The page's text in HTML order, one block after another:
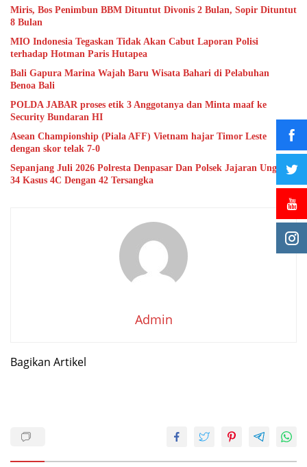
Miris, Bos Penimbun BBM Dituntut Divonis 2 Bulan, Sopir Dituntut
8 Bulan
MIO Indonesia Tegaskan Tidak Akan Cabut Laporan Polisi
terhadap Hotman Paris Hutapea
Bali Gapura Marina Wajah Baru Wisata Bahari di Pelabuhan
Benoa Bali
POLDA JABAR proses etik 3 Anggotanya dan Minta maaf ke
Security Bundaran HI
Asean Championship (Piala AFF) Vietnam hajar Timor Leste
dengan skor telak 7-0
Sepanjang Juli 2026 Polresta Denpasar Dan Polsek Jajaran Ungkap
34 Kasus 4C Dengan 42 Tersangka
Admin
Bagikan Artikel